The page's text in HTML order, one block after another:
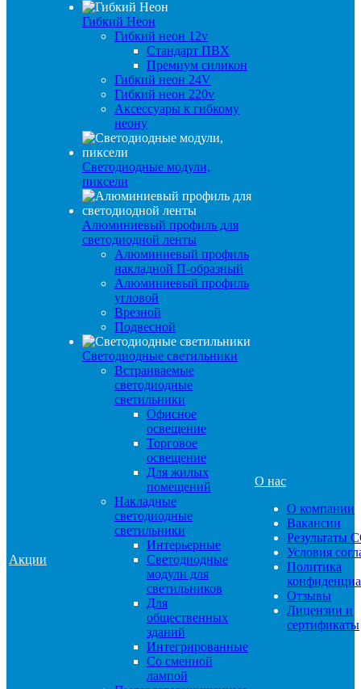
Акции
Гибкий Неон
Гибкий неон 12v
Стандарт ПВХ
Премиум силикон
Гибкий неон 24V
Гибкий неон 220v
Аксессуары к гибкому
неону
Светодиодные модули,
пиксели
Алюминиевый профиль для
светодиодной ленты
Алюминиевый профиль
накладной П-образный
Алюминиевый профиль
угловой
Врезной
Подвесной
Светодиодные светильники
Встраиваемые
светодиодные
светильники
Офисное
освещение
Торговое
освещение
Для жилых
помещений
Накладные
светодиодные
светильники
Интерьерные
Светодиодные
модули для
светильников
Для
общественных
зданий
Интегрированные
Со сменной
лампой
О нас
О компании
Вакансии
Результаты
Условия
Политика
Отзывы
Лицензии и
сертификаты